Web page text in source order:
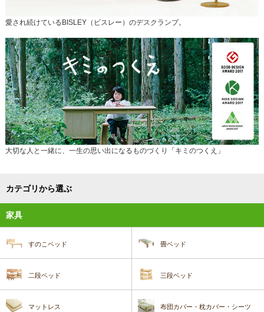
愛され続けているBISLEY（ビスレー）のデスクランプ。
大切な人と一緒に、一生の思い出になるものづくり「キミのつくえ」
カテゴリから選ぶ
家具
すのこベッド 畳ベッド
二段ベッド 三段ベッド
マットレス 布団カバー・枕カバー・シーツ